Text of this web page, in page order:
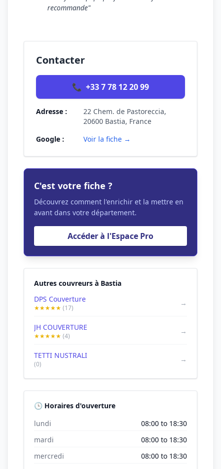
recommande"
Contacter
📞 +33 7 78 12 20 99
Adresse :
22 Chem. de Pastoreccia,
20600 Bastia, France
Google :
Voir la fiche →
C'est votre fiche ?
Découvrez comment l'enrichir et la mettre en
avant dans votre département.
Accéder à l'Espace Pro
Autres couvreurs à Bastia
DPS Couverture
★★★★★ (17)
→
JH COUVERTURE
★★★★★ (4)
→
TETTI NUSTRALI
(0)
→
🕒 Horaires d'ouverture
lundi
08:00 to 18:30
mardi
08:00 to 18:30
mercredi
08:00 to 18:30